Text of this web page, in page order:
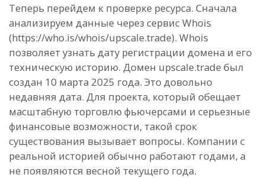
Теперь перейдем к проверке ресурса. Сначала
анализируем данные через сервис Whois
(https://who.is/whois/upscale.trade). Whois
позволяет узнать дату регистрации домена и его
техническую историю. Домен upscale.trade был
создан 10 марта 2025 года. Это довольно
недавняя дата. Для проекта, который обещает
масштабную торговлю фьючерсами и серьезные
финансовые возможности, такой срок
существования вызывает вопросы. Компании с
реальной историей обычно работают годами, а
не появляются весной текущего года.